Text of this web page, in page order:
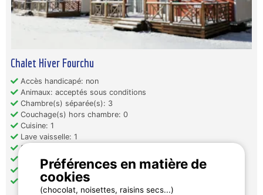
Chalet Hiver Fourchu
Accès handicapé: non
Animaux: acceptés sous conditions
Chambre(s) séparée(s): 3
Couchage(s) hors chambre: 0
Cuisine: 1
Lave vaisselle: 1
Salle(s) de bain: 1
WC: 1
Chauffage
Climatisation
Préférences en matière de
cookies
(chocolat, noisettes, raisins secs...)